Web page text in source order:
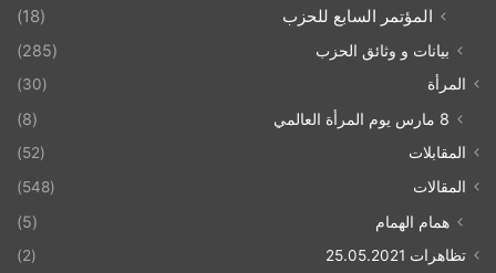
المؤتمر السابع للحزب (18)
بيانات و وثائق الحزب (285)
المرأة (30)
8 مارس يوم المرأة العالمي (8)
المقابلات
(52)
المقالات
(548)
همام الهمام (5)
تظاهرات 25.05.2021
(2)